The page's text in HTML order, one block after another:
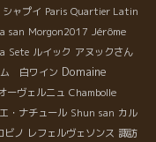
ャプイ Paris Quartier Latin
san Morgon2017 Jérôme
Sete ルイック アヌックさん
ム 白ワイン Domaine
ーヴェルニュ Chambolle
・ナチュール Shun san カル
ビノ レフェルヴェソンス 諏訪